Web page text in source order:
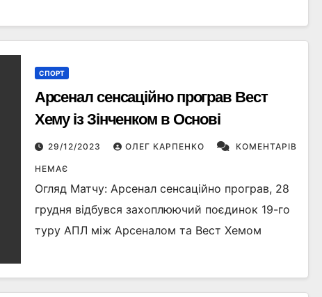
СПОРТ
Арсенал сенсаційно програв Вест
Хему із Зінченком в Основі
29/12/2023 ОЛЕГ КАРПЕНКО КОМЕНТАРІВ
НЕМАЄ
Огляд Матчу: Арсенал сенсаційно програв, 28
грудня відбувся захоплюючий поєдинок 19-го
туру АПЛ між Арсеналом та Вест Хемом